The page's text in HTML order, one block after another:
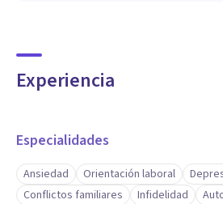
Experiencia
Especialidades
Ansiedad Orientación laboral
Conflictos familiares
Infidelidad